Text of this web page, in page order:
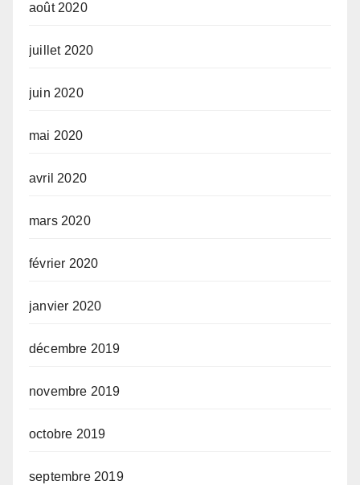
août 2020
juillet 2020
juin 2020
mai 2020
avril 2020
mars 2020
février 2020
janvier 2020
décembre 2019
novembre 2019
octobre 2019
septembre 2019